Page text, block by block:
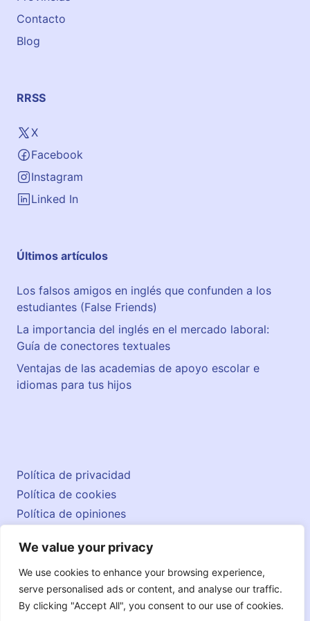
We value your privacy
We use cookies to enhance your browsing experience,
serve personalised ads or content, and analyse our traffic.
By clicking "Accept All", you consent to our use of cookies.
Contacto
Blog
RRSS
X
Facebook
Instagram
Linked In
Últimos artículos
Los falsos amigos en inglés que confunden a los
estudiantes (False Friends)
La importancia del inglés en el mercado laboral:
Guía de conectores textuales
Ventajas de las academias de apoyo escolar e
idiomas para tus hijos
© 2026 englishatlas.es
Política de privacidad
Política de cookies
Política de opiniones
Contacto